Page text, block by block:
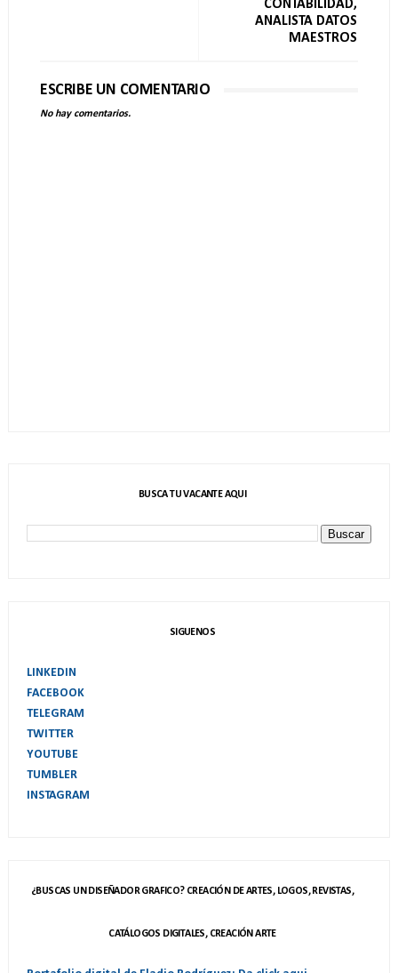
CONTABILIDAD,
ANALISTA DATOS
MAESTROS
ESCRIBE UN COMENTARIO
No hay comentarios.
BUSCA TU VACANTE AQUI
SIGUENOS
LINKEDIN
FACEBOOK
TELEGRAM
TWITTER
YOUTUBE
TUMBLER
INSTAGRAM
¿BUSCAS UN DISEÑADOR GRAFICO? CREACIÓN DE ARTES, LOGOS, REVISTAS,
CATÁLOGOS DIGITALES, CREACIÓN ARTE